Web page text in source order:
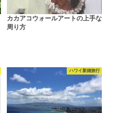
カカアコウォールアートの上手な
周り方
ハワイ新婚旅行